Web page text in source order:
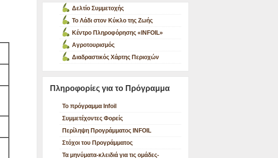
Δελτίο Συμμετοχής
Το Λάδι στον Κύκλο της Ζωής
Κέντρο Πληροφόρησης «INFOIL»
Αγροτουρισμός
Διαδραστικός Χάρτης Περιοχών
Πληροφορίες για το Πρόγραμμα
Το πρόγραμμα Infoil
Συμμετέχοντες Φορείς
Περίληψη Προγράμματος INFOIL
Στόχοι του Προγράμματος
Τα μηνύματα-κλειδιά για τις ομάδες-